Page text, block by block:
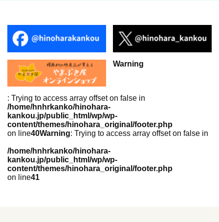
Warning
: Trying to access array offset on false in
/home/hnhrkanko/hinohara-
kankou.jp/public_html/wp/wp-
content/themes/hinohara_original/footer.php
on line40Warning: Trying to access array offset on false in
/home/hnhrkanko/hinohara-
kankou.jp/public_html/wp/wp-
content/themes/hinohara_original/footer.php
on line41